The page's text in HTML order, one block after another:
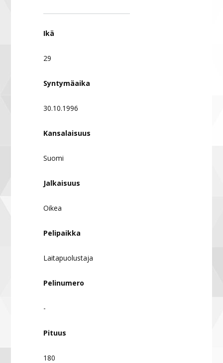
Ikä
29
Syntymäaika
30.10.1996
Kansalaisuus
Suomi
Jalkaisuus
Oikea
Pelipaikka
Laitapuolustaja
Pelinumero
-
Pituus
180